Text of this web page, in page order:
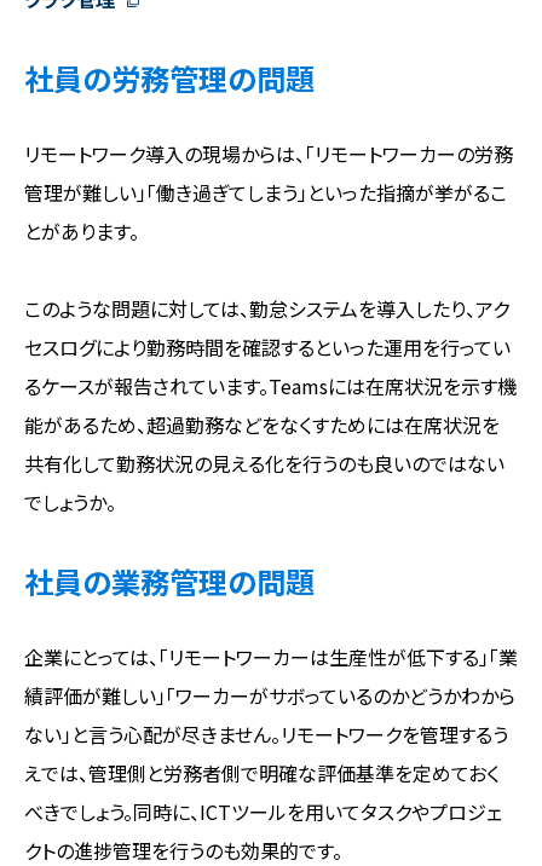
社員の労務管理の問題
リモートワーク導入の現場からは、「リモートワーカーの労務
管理が難しい」「働き過ぎてしまう」といった指摘が挙がるこ
とがあります。
このような問題に対しては、勤怠システムを導入したり、アク
セスログにより勤務時間を確認するといった運用を行ってい
るケースが報告されています。Teamsには在席状況を示す機
能があるため、超過勤務などをなくすためには在席状況を
共有化して勤務状況の見える化を行うのも良いのではない
でしょうか。
社員の業務管理の問題
企業にとっては、「リモートワーカーは生産性が低下する」「業
績評価が難しい」「ワーカーがサボっているのかどうかわから
ない」と言う心配が尽きません。リモートワークを管理するう
えでは、管理側と労務者側で明確な評価基準を定めておく
べきでしょう。同時に、ICTツールを用いてタスクやプロジェ
クトの進捗管理を行うのも効果的です。